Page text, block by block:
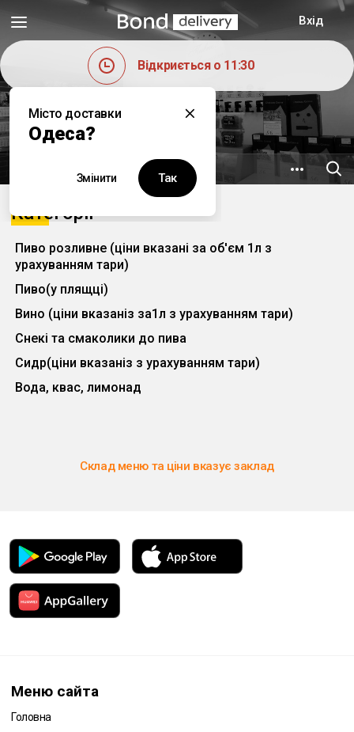
Місто доставки
Одеса?
Змінити Так
Вхід
Відкриється о 11:30
Пивний Магнат
7.3 км
Категорії
Пиво розливне (ціни вказані за об'єм 1л з
урахуванням тари)
Пиво(у плящці)
Вино (ціни вказаніз за1л з урахуванням тари)
Снекі та смаколики до пива
Сидр(ціни вказаніз з урахуванням тари)
Вода, квас, лимонад
Склад меню та ціни вказує заклад
Меню сайта
Головна